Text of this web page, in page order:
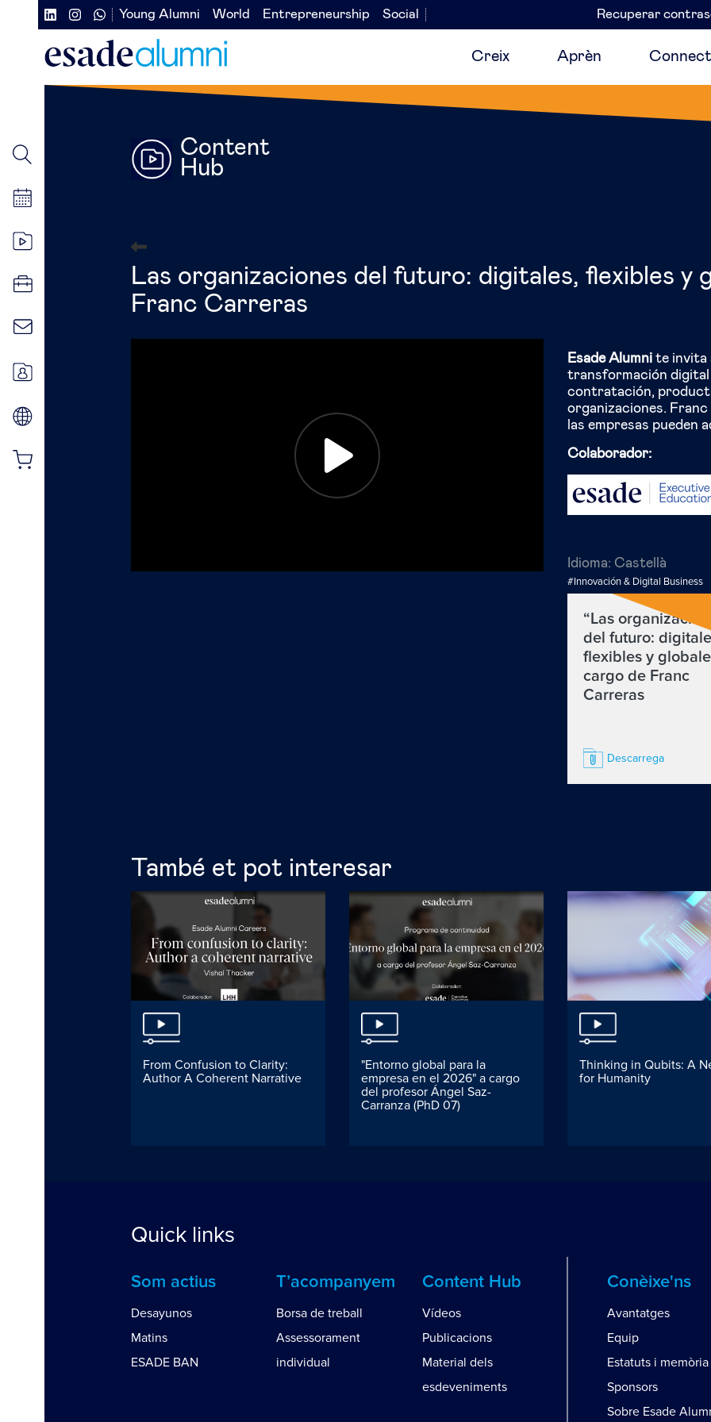
Navegación
secundaria
redes
Navegación
secundaria
izquierda
Young Alumni World Entrepreneurship Social
Navegación
secundaria
Recuperar
Creix Aprèn
Content
Hub
Las organizaciones del futuro: digitales, flexibles y
Franc Carreras
Esade Alumni te invita
transformación digital
contratación,
organizaciones.
las empresas pueden
Colaborador:
Idioma: Castellà
#Innovación & Digital Business
“Las
del futuro:
flexibles y
cargo de Franc
Carreras
Descarrega
També et pot interesar
From Confusion to Clarity:
Author A Coherent Narrative
"Entorno global para la
empresa en el 2026" a cargo
del profesor Ángel Saz-
Carranza (PhD 07)
Thinking in Qubits: A
for Humanity
Quick links
Som actius
Desayunos
Matins
ESADE BAN
T’acompanyem
Borsa de treball
Assessorament
individual
Content Hub
Vídeos
Publicacions
Material dels
esdeveniments
Conèixe'ns
Avantatges
Equip
Estatuts i memòria
Sponsors
Sobre Esade